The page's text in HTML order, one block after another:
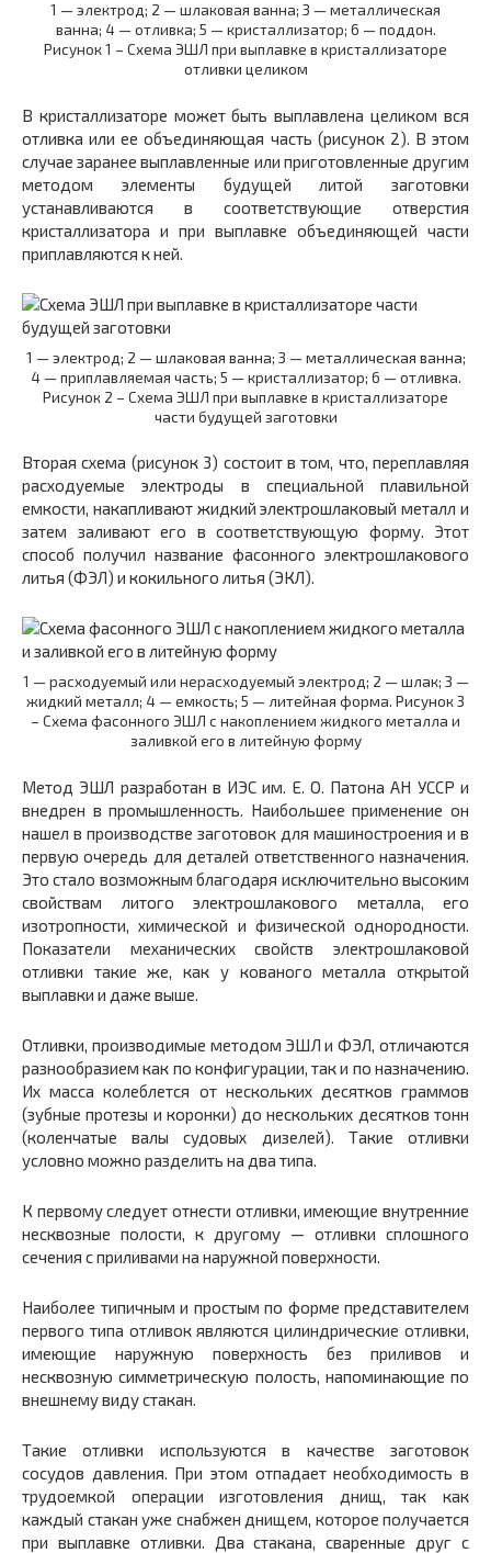
1 — электрод; 2 — шлаковая ванна; 3 — металлическая
ванна; 4 — отливка; 5 — кристаллизатор; 6 — поддон.
Рисунок 1 – Схема ЭШЛ при выплавке в кристаллизаторе
отливки целиком
В кристаллизаторе может быть выплавлена целиком вся
отливка или ее объединяющая часть (рисунок 2). В этом
случае заранее выплавленные или приготовленные другим
методом элементы будущей литой заготовки
устанавливаются в соответствующие отверстия
кристаллизатора и при выплавке объединяющей части
приплавляются к ней.
1 — электрод; 2 — шлаковая ванна; 3 — металлическая ванна;
4 — приплавляемая часть; 5 — кристаллизатор; 6 — отливка.
Рисунок 2 – Схема ЭШЛ при выплавке в кристаллизаторе
части будущей заготовки
Вторая схема (рисунок 3) состоит в том, что, переплавляя
расходуемые электроды в специальной плавильной
емкости, накапливают жидкий электрошлаковый металл и
затем заливают его в соответствующую форму. Этот
способ получил название фасонного электрошлакового
литья (ФЭЛ) и кокильного литья (ЭКЛ).
1 — расходуемый или нерасходуемый электрод; 2 — шлак; 3 —
жидкий металл; 4 — емкость; 5 — литейная форма. Рисунок 3
– Схема фасонного ЭШЛ с накоплением жидкого металла и
заливкой его в литейную форму
Метод ЭШЛ разработан в ИЭС им. Е. О. Патона АН УССР и
внедрен в промышленность. Наибольшее применение он
нашел в производстве заготовок для машиностроения и в
первую очередь для деталей ответственного назначения.
Это стало возможным благодаря исключительно высоким
свойствам литого электрошлакового металла, его
изотропности, химической и физической однородности.
Показатели механических свойств электрошлаковой
отливки такие же, как у кованого металла открытой
выплавки и даже выше.
Отливки, производимые методом ЭШЛ и ФЭЛ, отличаются
разнообразием как по конфигурации, так и по назначению.
Их масса колеблется от нескольких десятков граммов
(зубные протезы и коронки) до нескольких десятков тонн
(коленчатые валы судовых дизелей). Такие отливки
условно можно разделить на два типа.
К первому следует отнести отливки, имеющие внутренние
несквозные полости, к другому — отливки сплошного
сечения с приливами на наружной поверхности.
Наиболее типичным и простым по форме представителем
первого типа отливок являются цилиндрические отливки,
имеющие наружную поверхность без приливов и
несквозную симметрическую полость, напоминающие по
внешнему виду стакан.
Такие отливки используются в качестве заготовок
сосудов давления. При этом отпадает необходимость в
трудоемкой операции изготовления днищ, так как
каждый стакан уже снабжен днищем, которое получается
при выплавке отливки. Два стакана, сваренные друг с